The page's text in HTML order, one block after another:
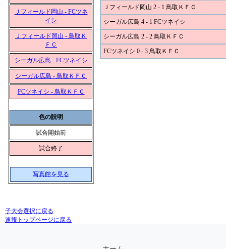
Ｊフィールド岡山 - FCツネ
イシ
Ｊフィールド岡山 - 鳥取Ｋ
ＦＣ
シーガル広島 - FCツネイシ
シーガル広島 - 鳥取ＫＦＣ
FCツネイシ - 鳥取ＫＦＣ
色の説明
試合開始前
試合終了
写真館を見る
Ｊフィールド岡山 2 - 1 鳥取ＫＦＣ
シーガル広島 4 - 1 FCツネイシ
シーガル広島 2 - 2 鳥取ＫＦＣ
FCツネイシ 0 - 3 鳥取ＫＦＣ
子大会選択に戻る
速報トップページに戻る